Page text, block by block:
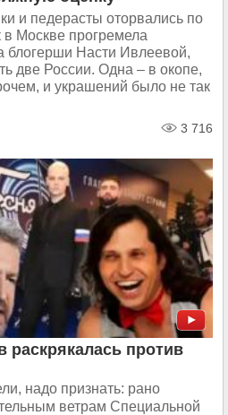
и педерасты оторвались по
в Москве прогремела
блогерши Насти Ивлеевой,
две России. Одна – в окопе,
и украшений было не так
3 716
раскрякалась против
надо признать: рано
ветрам Специальной